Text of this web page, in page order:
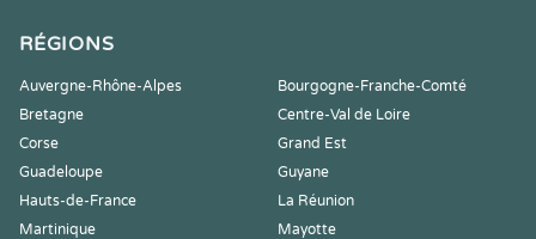
RÉGIONS
Auvergne-Rhône-Alpes
Bourgogne-Franche-Comté
Bretagne
Centre-Val de Loire
Corse
Grand Est
Guadeloupe
Guyane
Hauts-de-France
La Réunion
Martinique
Mayotte